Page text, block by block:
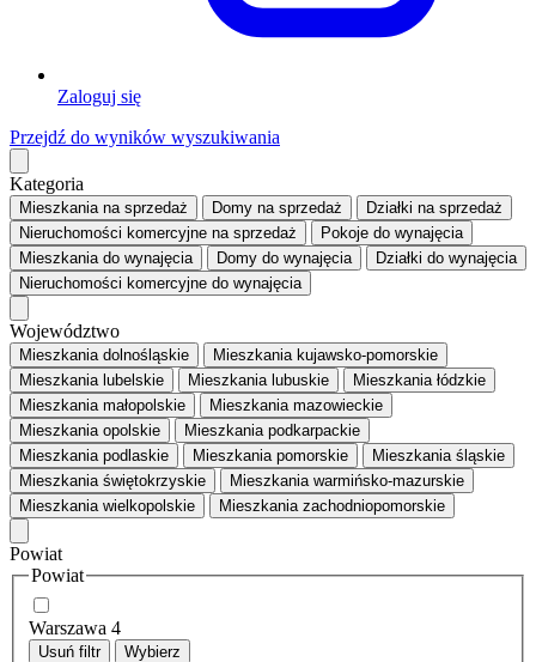
Zaloguj się
Przejdź do wyników wyszukiwania
Kategoria
Mieszkaniana sprzedaż Domy na sprzedaż Działki na sprzedaż
Nieruchomości komercyjne na sprzedaż Pokoje do wynajęcia
Mieszkaniado wynajęcia Domy do wynajęcia Działki do wynajęcia
Nieruchomości komercyjne do wynajęcia
Województwo
Mieszkania dolnośląskie
Mieszkania kujawsko-pomorskie
Mieszkania lubelskie
Mieszkania lubuskie
Mieszkania łódzkie
Mieszkania małopolskie
Mieszkania mazowieckie
Mieszkania opolskie
Mieszkania podkarpackie
Mieszkania podlaskie
Mieszkania pomorskie
Mieszkania śląskie
Mieszkania świętokrzyskie
Mieszkania warmińsko-mazurskie
Mieszkania wielkopolskie
Mieszkania zachodniopomorskie
Powiat
Powiat
Warszawa 4
Usuń filtr Wybierz